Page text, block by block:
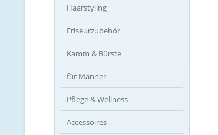
Haarstyling
Friseurzubehör
Kamm & Bürste
für Männer
Pflege & Wellness
Accessoires